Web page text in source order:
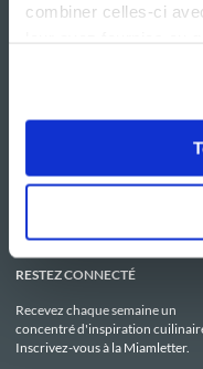
combiner celles-ci
Le Mag'
Boutique
RESTEZ CONNECTÉ
Recevez chaque semaine un
concentré d'inspiration
Inscrivez-vous à la Miamletter.